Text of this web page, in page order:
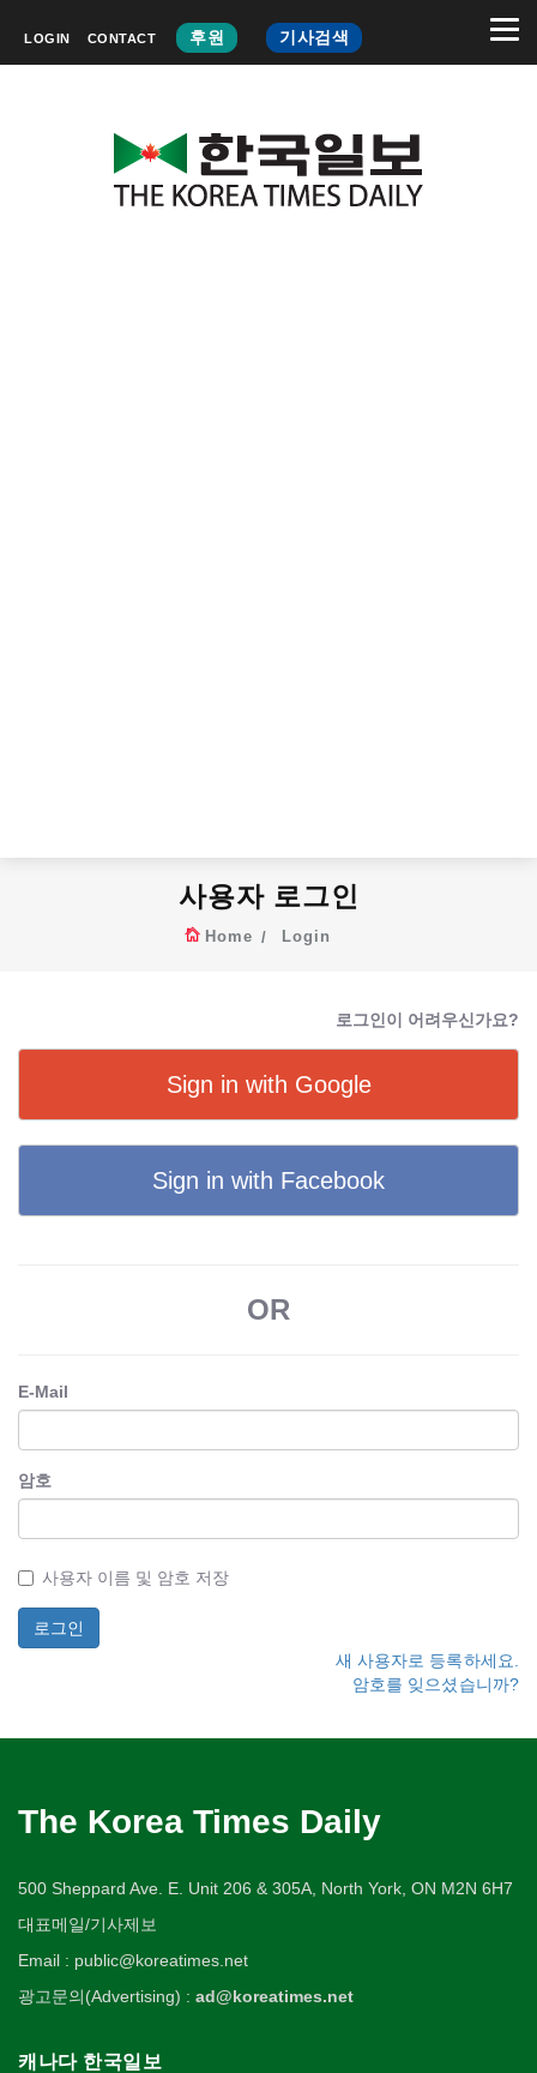
LOGIN CONTACT 후원 기사검색
사용자 로그인
Home Login
로그인이 어려우신가요?
Sign in with Google
Sign in with Facebook
OR
E-Mail
암호
사용자 이름 및 암호 저장
새 사용자로 등록하세요.
암호를 잊으셨습니까?
The Korea Times Daily
500 Sheppard Ave. E. Unit 206 & 305A, North York, ON M2N 6H7
대표메일/기사제보
Email : public@koreatimes.net
광고문의(Advertising) : ad@koreatimes.net
캐나다 한국일보